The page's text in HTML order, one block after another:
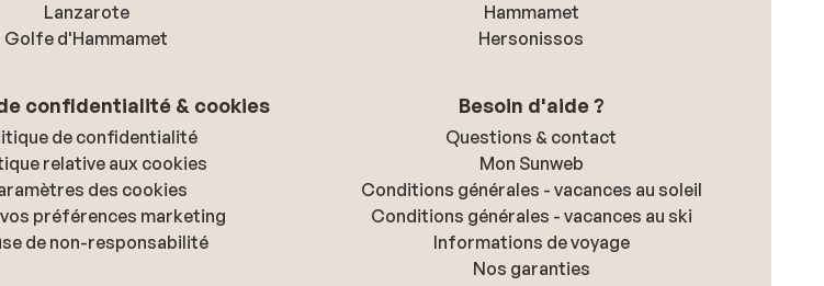
Lanzarote
Golfe d'Hammamet
Hammamet
Hersonissos
confidentialité & cookies
de confidentialité
relative aux cookies
des cookies
préférences marketing
de non-responsabilité
Besoin d'aide ?
Questions & contact
Mon Sunweb
Conditions générales - vacances au soleil
Conditions générales - vacances au ski
Informations de voyage
Nos garanties